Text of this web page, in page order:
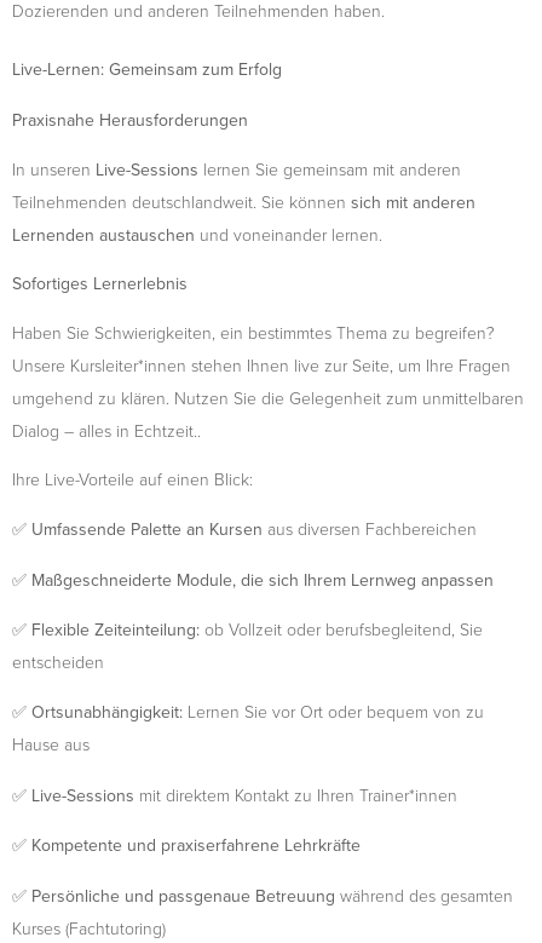
Dozierenden und anderen Teilnehmenden haben.
Live-Lernen: Gemeinsam zum Erfolg
Praxisnahe Herausforderungen
In unseren Live-Sessions lernen Sie gemeinsam mit anderen
Teilnehmenden deutschlandweit. Sie können sich mit anderen
Lernenden austauschen und voneinander lernen.
Sofortiges Lernerlebnis
Haben Sie Schwierigkeiten, ein bestimmtes Thema zu begreifen?
Unsere Kursleiter*innen stehen Ihnen live zur Seite, um Ihre Fragen
umgehend zu klären. Nutzen Sie die Gelegenheit zum unmittelbaren
Dialog – alles in Echtzeit..
Ihre Live-Vorteile auf einen Blick:
✅ Umfassende Palette an Kursen aus diversen Fachbereichen
✅ Maßgeschneiderte Module, die sich Ihrem Lernweg anpassen
✅ Flexible Zeiteinteilung: ob Vollzeit oder berufsbegleitend, Sie
entscheiden
✅ Ortsunabhängigkeit: Lernen Sie vor Ort oder bequem von zu
Hause aus
✅ Live-Sessions mit direktem Kontakt zu Ihren Trainer*innen
✅ Kompetente und praxiserfahrene Lehrkräfte
✅ Persönliche und passgenaue Betreuung während des gesamten
Kurses (Fachtutoring)